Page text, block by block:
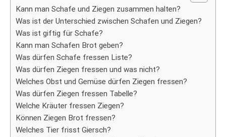
Kann man Schafe und Ziegen zusammen halten?
Was ist der Unterschied zwischen Schafen und Ziegen?
Was ist giftig für Schafe?
Kann man Schafen Brot geben?
Was dürfen Schafe fressen Liste?
Was dürfen Ziegen fressen und was nicht?
Welches Obst und Gemüse dürfen Ziegen fressen?
Was dürfen Ziegen fressen Tabelle?
Welche Kräuter fressen Ziegen?
Können Ziegen Brot fressen?
Welches Tier frisst Giersch?